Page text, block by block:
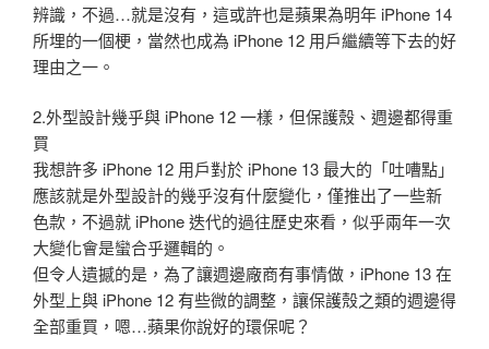
辨識，不過…就是沒有，這或許也是蘋果為明年 iPhone 14
所埋的一個梗，當然也成為 iPhone 12 用戶繼續等下去的好
理由之一。
2.外型設計幾乎與 iPhone 12 一樣，但保護殼、週邊都得重
買
我想許多 iPhone 12 用戶對於 iPhone 13 最大的「吐嘈點」
應該就是外型設計的幾乎沒有什麼變化，僅推出了一些新
色款，不過就 iPhone 迭代的過往歷史來看，似乎兩年一次
大變化會是蠻合乎邏輯的。
但令人遺撼的是，為了讓週邊廠商有事情做，iPhone 13 在
外型上與 iPhone 12 有些微的調整，讓保護殼之類的週邊得
全部重買，嗯…蘋果你說好的環保呢？